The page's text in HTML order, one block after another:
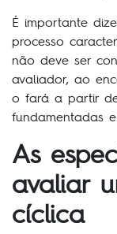
É importante
processo
não deve ser
avaliador, ao
o fará a partir
fundamentadas
As
avaliar
cíclica